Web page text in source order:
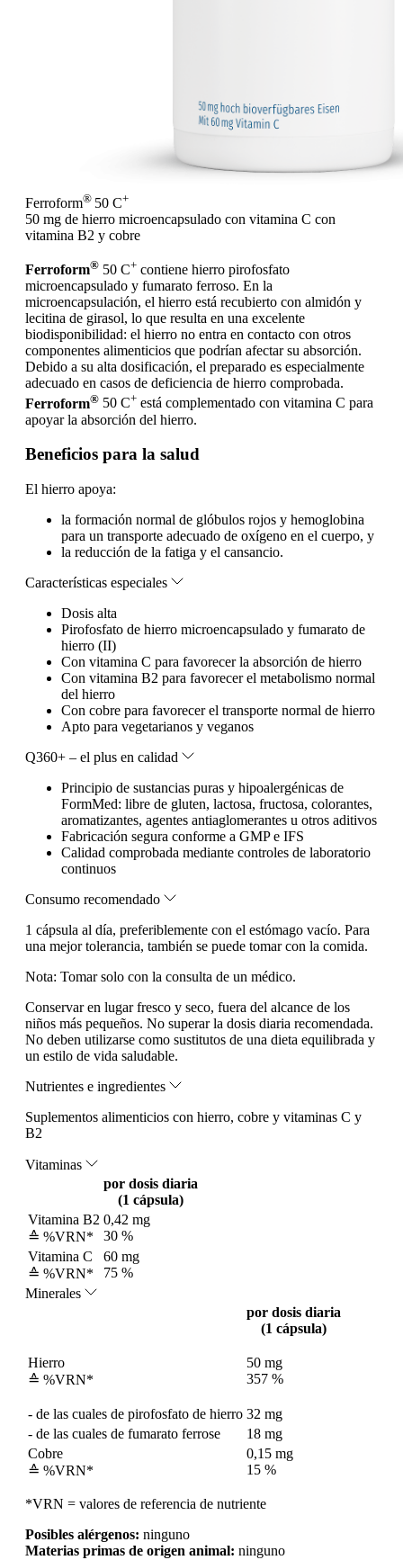
Ferroform® 50 C+
50 mg de hierro microencapsulado con vitamina C con
vitamina B2 y cobre
Ferroform® 50 C+ contiene hierro pirofosfato
microencapsulado y fumarato ferroso. En la
microencapsulación, el hierro está recubierto con almidón y
lecitina de girasol, lo que resulta en una excelente
biodisponibilidad: el hierro no entra en contacto con otros
componentes alimenticios que podrían afectar su absorción.
Debido a su alta dosificación, el preparado es especialmente
adecuado en casos de deficiencia de hierro comprobada.
Ferroform® 50 C+ está complementado con vitamina C para
apoyar la absorción del hierro.
Beneficios para la salud
El hierro apoya:
la formación normal de glóbulos rojos y hemoglobina
para un transporte adecuado de oxígeno en el cuerpo, y
la reducción de la fatiga y el cansancio.
Características especiales
Dosis alta
Pirofosfato de hierro microencapsulado y fumarato de
hierro (II)
Con vitamina C para favorecer la absorción de hierro
Con vitamina B2 para favorecer el metabolismo normal
del hierro
Con cobre para favorecer el transporte normal de hierro
Apto para vegetarianos y veganos
Q360+ – el plus en calidad
Principio de sustancias puras y hipoalergénicas de
FormMed: libre de gluten, lactosa, fructosa, colorantes,
aromatizantes, agentes antiaglomerantes u otros aditivos
Fabricación segura conforme a GMP e IFS
Calidad comprobada mediante controles de laboratorio
continuos
Consumo recomendado
1 cápsula al día, preferiblemente con el estómago vacío. Para
una mejor tolerancia, también se puede tomar con la comida.
Nota: Tomar solo con la consulta de un médico.
Conservar en lugar fresco y seco, fuera del alcance de los
niños más pequeños. No superar la dosis diaria recomendada.
No deben utilizarse como sustitutos de una dieta equilibrada y
un estilo de vida saludable.
Nutrientes e ingredientes
Suplementos alimenticios con hierro, cobre y vitaminas C y
B2
Vitaminas
por dosis diaria
(1 cápsula)
Vitamina B2
≙ %VRN*
0,42 mg
30 %
Vitamina C
≙ %VRN*
60 mg
75 %
Minerales
por dosis diaria
(1 cápsula)
Hierro
≙ %VRN*
50 mg
357 %
- de las cuales de pirofosfato de hierro 32 mg
- de las cuales de fumarato ferrose
18 mg
Cobre
≙ %VRN*
0,15 mg
15 %
*VRN = valores de referencia de nutriente
Posibles alérgenos: ninguno
Materias primas de origen animal: ninguno